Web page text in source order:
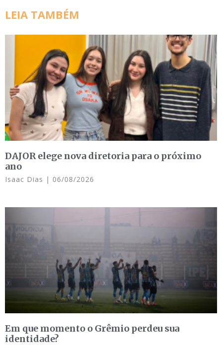
LEIA TAMBÉM
DAJOR elege nova diretoria para o próximo
ano
Isaac Dias 06/08/2026
Em que momento o Grêmio perdeu sua
identidade?